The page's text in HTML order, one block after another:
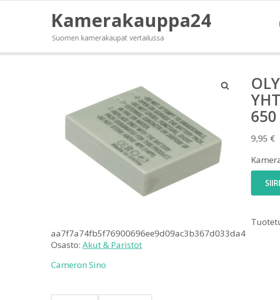
Kamerakauppa24
Suomen kamerakaupat vertailussa
9,95 €
aa7f7a74fb5f76900696ee9d09ac3b367d033da4
Osasto: Akut & Paristot
Cameron Sino